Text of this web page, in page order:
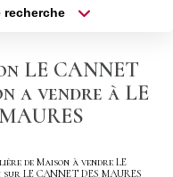
recherche
LE CANNET
a vendre à LE
de Maison à vendre LE
LE CANNET DES MAURES